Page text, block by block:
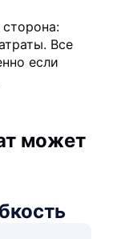
Все
если
может